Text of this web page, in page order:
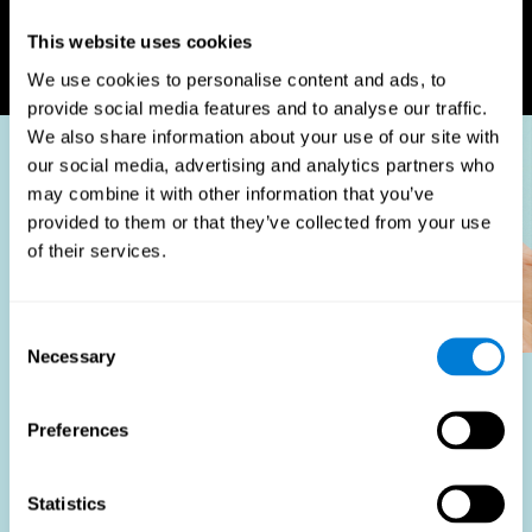
This website uses cookies
We use cookies to personalise content and ads, to
provide social media features and to analyse our traffic.
We also share information about your use of our site with
our social media, advertising and analytics partners who
may combine it with other information that you’ve
provided to them or that they’ve collected from your use
of their services.
Selection
Necessary
Preferences
Statistics
l'acquisition de talents de
À qui profite-t-il ?
rationaliser le processus d'embauche en fournissant des